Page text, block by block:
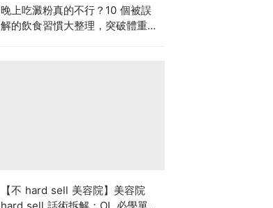
晚上吃澱粉真的不行？10 個被誤
解的飲食習慣大整理，突破體重停
【不 hard sell 美容院】美容院
hard sell 話術拆解：OL 必學單次